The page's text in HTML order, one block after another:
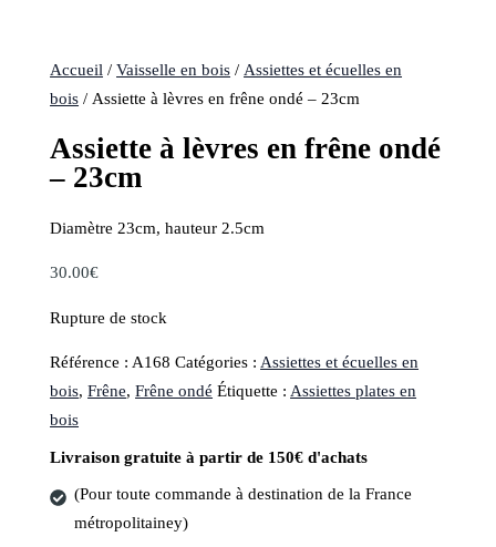
Accueil /Vaisselle en bois /Assiettes et écuelles en
bois / Assiette à lèvres en frêne ondé – 23cm
Assiette à lèvres en frêne ondé
– 23cm
Diamètre 23cm, hauteur 2.5cm
30.00€
Rupture de stock
Référence :A168 Catégories :Assiettes et écuelles en
bois,Frêne,Frêne ondé Étiquette :Assiettes plates en
bois
Livraison gratuite à partir de 150€ d'achats
(Pour toute commande à destination de la France
métropolitainey)